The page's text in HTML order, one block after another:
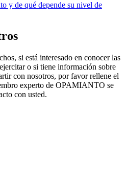
y de qué depende su nivel de
si está interesado en conocer las
o si tiene información sobre
con nosotros, por favor rellene el
experto de OPAMIANTO se
con usted.